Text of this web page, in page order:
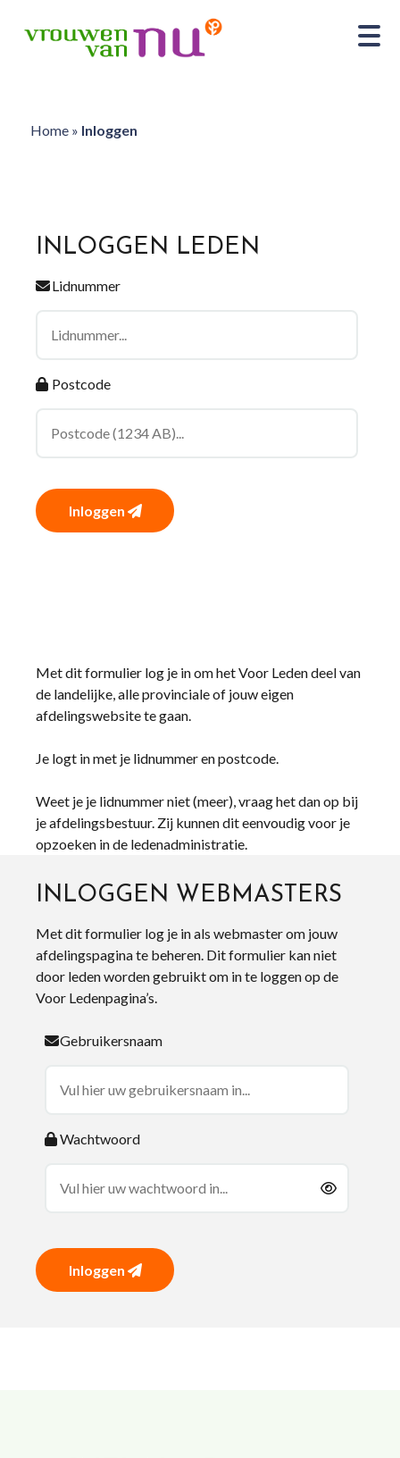
Home» Inloggen
INLOGGEN LEDEN
Lidnummer
Postcode
Inloggen
Met dit formulier log je in om het Voor Leden deel van
de landelijke, alle provinciale of jouw eigen
afdelingswebsite te gaan.
Je logt in met je lidnummer en postcode.
Weet je je lidnummer niet (meer), vraag het dan op bij
je afdelingsbestuur. Zij kunnen dit eenvoudig voor je
opzoeken in de ledenadministratie.
INLOGGEN WEBMASTERS
Met dit formulier log je in als webmaster om jouw
afdelingspagina te beheren. Dit formulier kan niet
door leden worden gebruikt om in te loggen op de
Voor Ledenpagina’s.
Gebruikersnaam
Wachtwoord
Inloggen